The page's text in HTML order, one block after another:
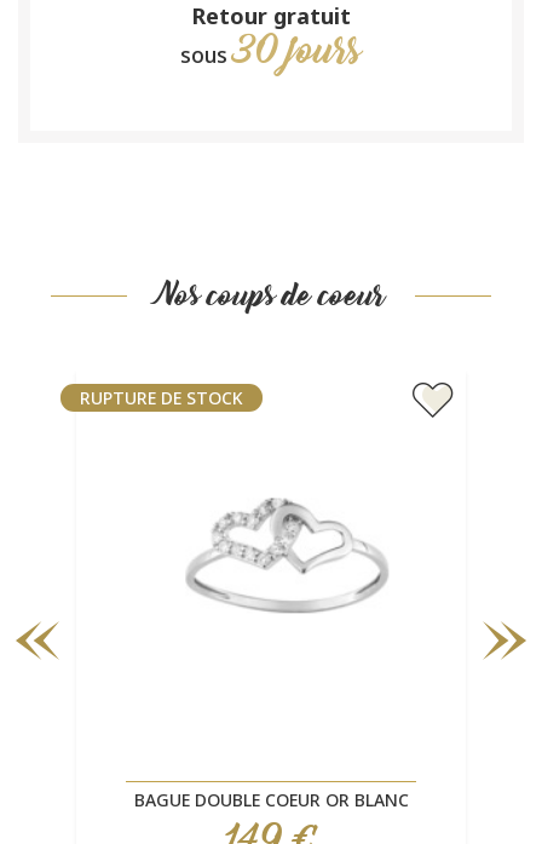
Retour gratuit
sous30 jours
Nos coups de coeur
BAGUE DOUBLE COEUR OR BLANC
Prix
RUPTURE DE STOCK